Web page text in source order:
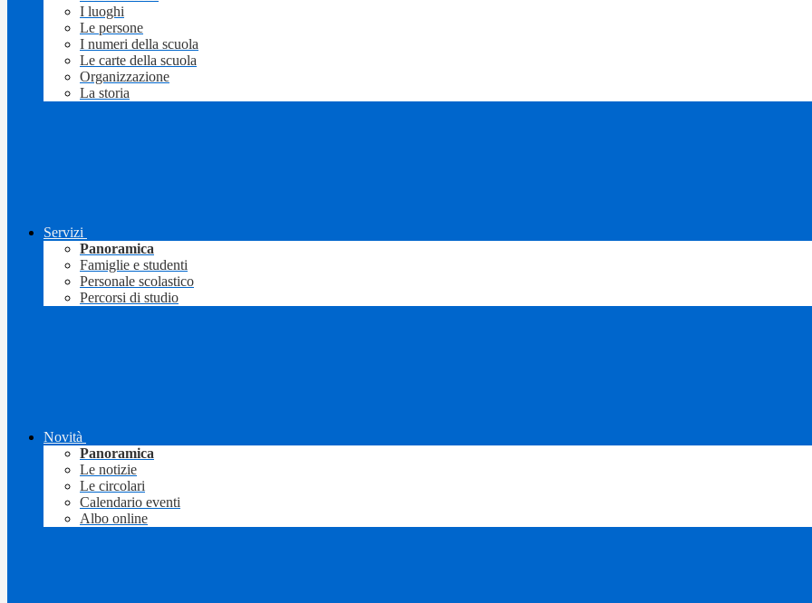
I luoghi
Le persone
I numeri della scuola
Le carte della scuola
Organizzazione
La storia
Servizi
Panoramica
Famiglie e studenti
Personale scolastico
Percorsi di studio
Novità
Panoramica
Le notizie
Le circolari
Calendario eventi
Albo online